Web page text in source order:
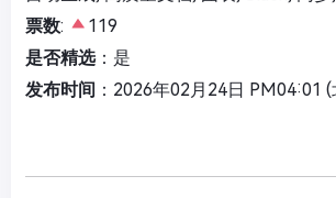
票数:
119
是否精选：是
发布时间 ：2026年02月24日 PM04:01